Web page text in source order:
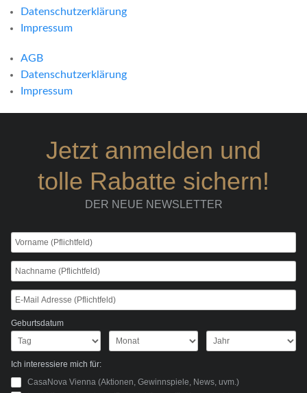
Datenschutzerklärung
Impressum
AGB
Datenschutzerklärung
Impressum
Jetzt anmelden und
tolle Rabatte sichern!
DER NEUE NEWSLETTER
Geburtsdatum
Ich interessiere mich für:
CasaNova Vienna (Aktionen, Gewinnspiele, News, uvm.)